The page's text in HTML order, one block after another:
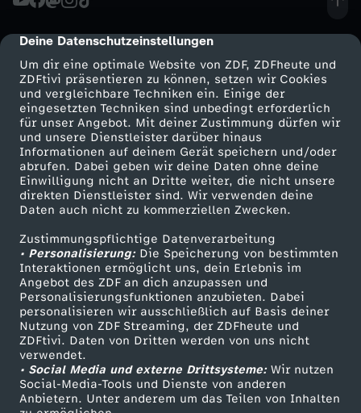
cmp-dialog-description
Deine Datenschutzeinstellungen
Um dir eine optimale Website von ZDF, ZDFheute und
ZDFtivi präsentieren zu können, setzen wir Cookies
und vergleichbare Techniken ein. Einige der
eingesetzten Techniken sind unbedingt erforderlich
für unser Angebot. Mit deiner Zustimmung dürfen wir
und unsere Dienstleister darüber hinaus
Informationen auf deinem Gerät speichern und/oder
abrufen. Dabei geben wir deine Daten ohne deine
Einwilligung nicht an Dritte weiter, die nicht unsere
direkten Dienstleister sind. Wir verwenden deine
Daten auch nicht zu kommerziellen Zwecken.
Zustimmungspflichtige Datenverarbeitung
• Personalisierung:Die Speicherung von bestimmten
Interaktionen ermöglicht uns, dein Erlebnis im
Angebot des ZDF an dich anzupassen und
Personalisierungsfunktionen anzubieten. Dabei
personalisieren wir ausschließlich auf Basis deiner
Nutzung von ZDF Streaming, der ZDFheute und
ZDFtivi. Daten von Dritten werden von uns nicht
verwendet.
• Social Media und externe Drittsysteme:Wir nutzen
Social-Media-Tools und Dienste von anderen
Anbietern. Unter anderem um das Teilen von Inhalten
e
t
e
d
e
r
G
e
s
c
t
g
e
s
c
h
i
c
h
t
e
'
d
a
m
m
-
D
i
e
D
o
Mehr ZDF
ZDF-Apps
Smart TV
ZDFtext
Livestreams
Sendungen A-Z
TV-Programm
Service
ZDFmitreden
Kontakt zum ZDF
Tickets
Zuschauerservice
Hilfe
ZDF Unternehmen
Karriere